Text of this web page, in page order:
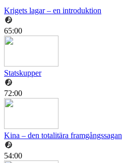
Krigets lagar – en introduktion
65:00
Statskupper
72:00
Kina – den totalitära framgångssagan
54:00